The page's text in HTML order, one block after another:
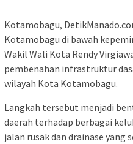
Kotamobagu,
Kotamobagu di bawah
Wakil Wali Kota Rendy
pembenahan infrastruktur
wilayah Kota Kotamobagu.
Langkah tersebut menjadi
daerah terhadap berbagai
jalan rusak dan drainase